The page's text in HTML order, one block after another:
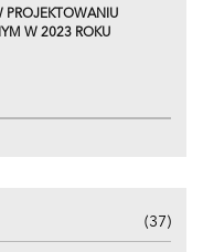
PROJEKTOWANIU
W 2023 ROKU
(37)